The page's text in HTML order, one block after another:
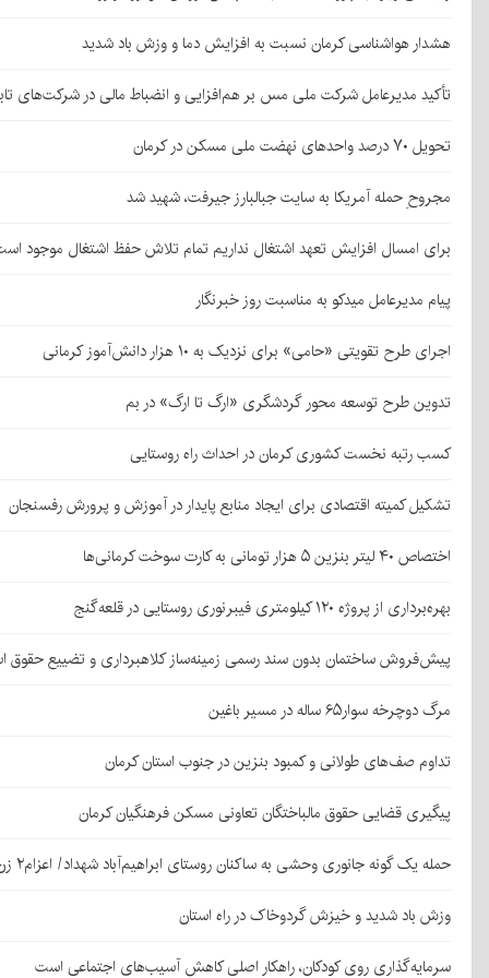
هشدار هواشناسی کرمان نسبت به افزایش دما و وزش باد شدید
تأکید مدیرعامل شرکت ملی مس بر هم‌افزایی و انضباط مالی در شرکت‌های
تحویل ۷۰ درصد واحدهای نهضت ملی مسکن در کرمان
مجروحِ حمله آمریکا به سایت جبالبارز جیرفت، شهید شد
برای امسال افزایش تعهد اشتغال نداریم تمام تلاش حفظ اشتغال موجود
پیام مدیرعامل میدکو به مناسبت روز خبرنگار
اجرای طرح تقویتی «حامی» برای نزدیک به ۱۰ هزار دانش‌آموز کرمانی
تدوین طرح توسعه محور گردشگری «ارگ تا ارگ» در بم
کسب رتبه نخست کشوری کرمان در احداث راه روستایی
تشکیل کمیته اقتصادی برای ایجاد منابع پایدار در آموزش و پرورش رفسنجان
اختصاص ۴۰ لیتر بنزین ۵ هزار تومانی به کارت سوخت کرمانی‌ها
بهره‌برداری از پروژه ۱۲۰ کیلومتری فیبرنوری روستایی در قلعه‌گنج
پیش‌فروش ساختمان بدون سند رسمی زمینه‌ساز کلاهبرداری و تضییع حقوق
مرگ دوچرخه سوار۶۵ ساله در مسیر باغین
تداوم صف‌های طولانی و کمبود بنزین در جنوب استان کرمان
پیگیری قضایی حقوق مالباختگان تعاونی مسکن فرهنگیان کرمان
حمله یک گونه جانوری وحشی به ساکنان روستای ابراهیم‌آباد شهداد/ اعزام۲ زن مجروح به کرمان
وزش باد شدید و خیزش گردوخاک در راه استان
سرمایه‌گذاری روی کودکان، راهکار اصلی کاهش آسیب‌های اجتماعی است